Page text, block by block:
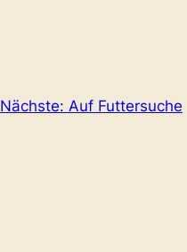
Nächste: Auf Futtersuche